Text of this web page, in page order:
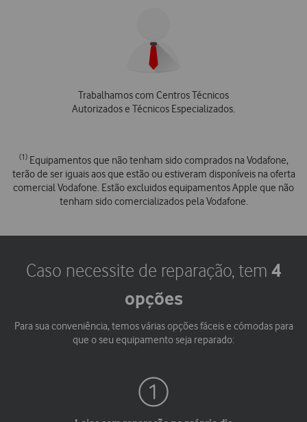
Trabalhamos com Centros Técnicos
Autorizados e Técnicos Especializados.
(1)Equipamentos que não tenham sido comprados na Vodafone,
terão de ser iguais aos que estão ou estiveram disponíveis na oferta
comercial Vodafone. Estão excluidos equipamentos Apple que não
tenham sido comercializados pela Vodafone.
Caso necessite de reparação, tem 4
opções
Para sua conveniência, temos várias opções fáceis e cómodas para
que o seu equipamento seja reparado: